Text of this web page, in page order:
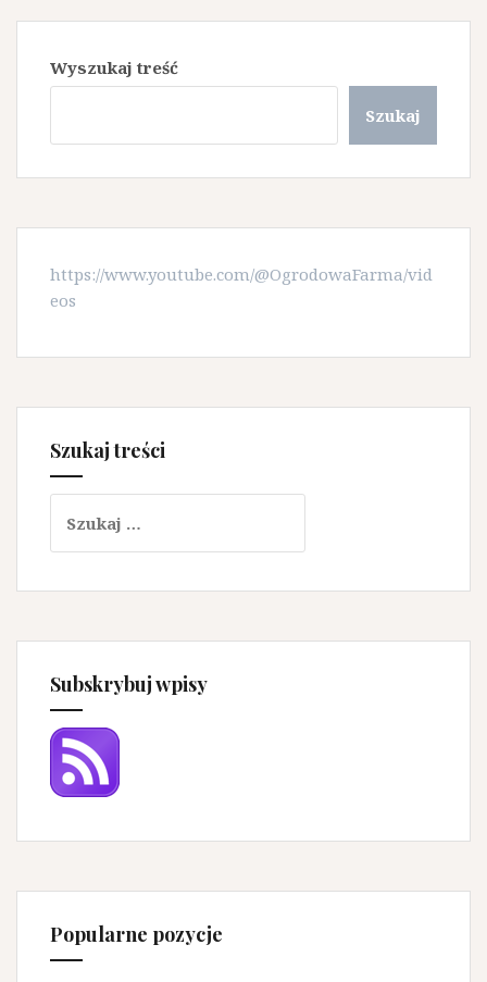
Wyszukaj treść
Szukaj
https://www.youtube.com/@OgrodowaFarma/vid
eos
Szukaj treści
Subskrybuj wpisy
Popularne pozycje